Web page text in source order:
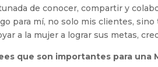
de conocer, compartir y
para mí, no solo mis clientes,
a la mujer a lograr sus metas,
que son importantes para una